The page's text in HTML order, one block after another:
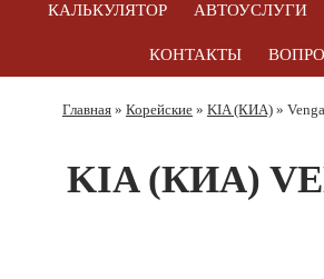
КАЛЬКУЛЯТОР АВТОУСЛУГИ
КОНТАКТЫ
Главная » Корейские » KIA (КИА) » Venga
KIA (КИА)